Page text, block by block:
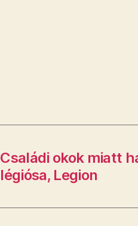
Családi okok miatt
légiósa, Legion